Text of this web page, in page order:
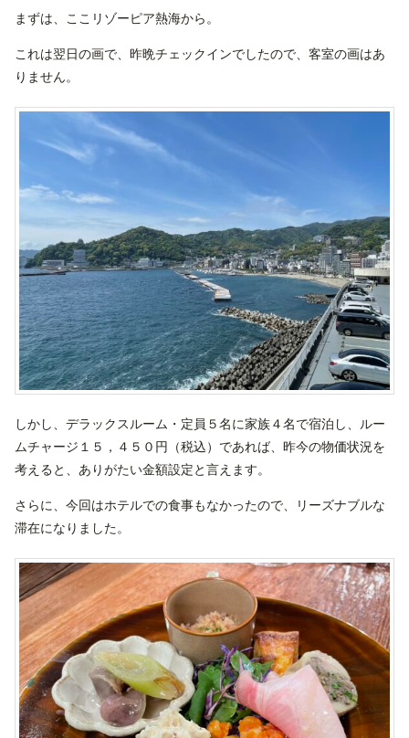
まずは、ここリゾーピア熱海から。
これは翌日の画で、昨晩チェックインでしたので、客室の画はあ
りません。
しかし、デラックスルーム・定員５名に家族４名で宿泊し、ルー
ムチャージ１５，４５０円（税込）であれば、昨今の物価状況を
考えると、ありがたい金額設定と言えます。
さらに、今回はホテルでの食事もなかったので、リーズナブルな
滞在になりました。